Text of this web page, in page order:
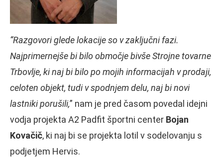
“Razgovori glede lokacije so v zaključni fazi.
Najprimernejše bi bilo območje bivše Strojne tovarne
Trbovlje, ki naj bi bilo po mojih informacijah v prodaji,
celoten objekt, tudi v spodnjem delu, naj bi novi
lastniki porušili,” nam je pred časom povedal idejni
vodja projekta A2 Padfit športni center Bojan
Kovačič, ki naj bi se projekta lotil v sodelovanju s
podjetjem Hervis.